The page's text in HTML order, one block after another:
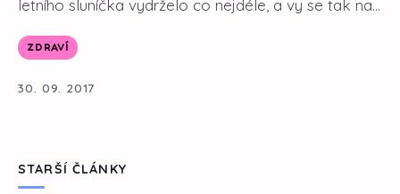
letního sluníčka vydrželo co nejdéle, a vy se tak na...
ZDRAVÍ
30. 09. 2017
STARŠÍ ČLÁNKY